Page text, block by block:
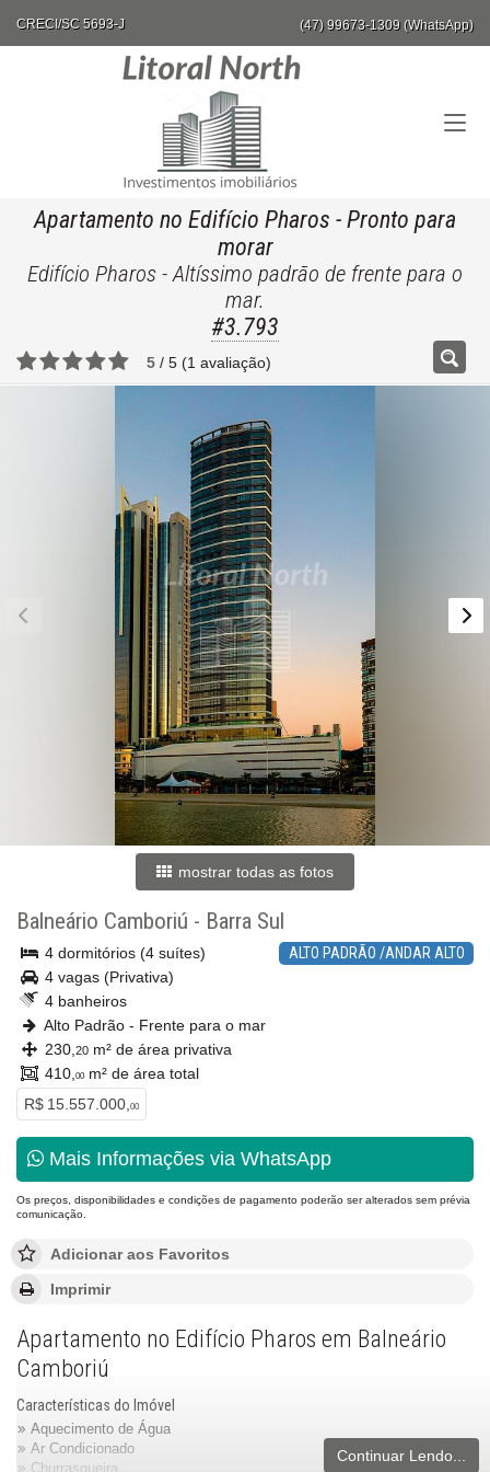
CRECI/SC 5693-J (47) 99673-1309 (WhatsApp)
Apartamento no Edifício Pharos - Pronto para
morar
Edifício Pharos - Altíssimo padrão de frente para o
mar.
#3.793
5 / 5 (1 avaliação)
mostrar todas as fotos
Balneário Camboriú - Barra Sul
ALTO PADRÃO /ANDAR ALTO
4 dormitórios (4 suítes)
4 vagas (Privativa)
4 banheiros
Alto Padrão - Frente para o mar
230, 20 m² de área privativa
410, 00m² de área total
R$ 15.557.000, 00
Mais Informações via WhatsApp
Os preços, disponibilidades e condições de pagamento poderão ser alterados sem prévia
comunicação.
Adicionar aos Favoritos
Imprimir
Apartamento no Edifício Pharos em Balneário
Camboriú
Características do Imóvel
Aquecimento de Água
Ar Condicionado
Churrasqueira
Continuar Lendo...